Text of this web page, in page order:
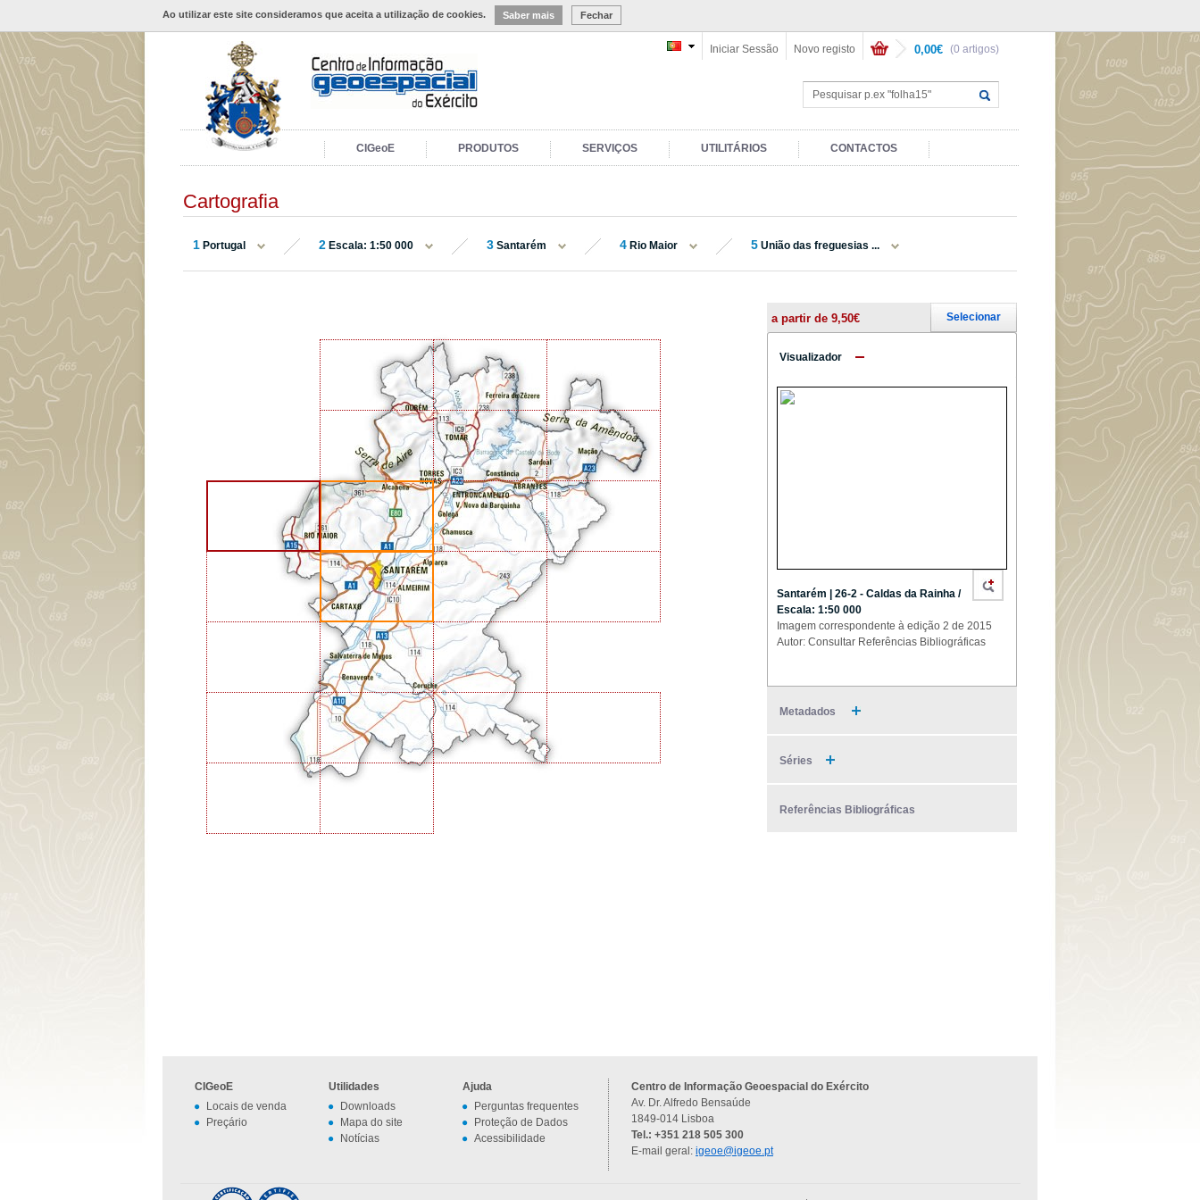
Ao utilizar este site consideramos que aceita a utilização de cookies. Saber mais Fechar
(0 artigos)
0,00€
Novo registo
Iniciar Sessão
CIGeoE PRODUTOS SERVIÇOS UTILITÁRIOS CONTACTOS
Cartografia
1 Portugal 2 Escala: 1:50 000 3 Santarém 4 Rio Maior 5 União das freguesias ...
a partir de 9,50€ Selecionar
Visualizador
Santarém | 26-2 - Caldas da Rainha /
Escala: 1:50 000
Imagem correspondente à edição 2 de 2015
Autor: Consultar Referências Bibliográficas
Metadados
Séries
Referências Bibliográficas
CIGeoE
Locais de venda
Preçário
Utilidades
Downloads
Mapa do site
Notícias
Ajuda
Perguntas frequentes
Proteção de Dados
Acessibilidade
Centro de Informação Geoespacial do Exército
Av. Dr. Alfredo Bensaúde
1849-014 Lisboa
Tel.: +351 218 505 300
E-mail geral: igeoe@igeoe.pt